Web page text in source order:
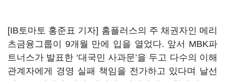
[IB토마토 홍준표 기자] 홈플러스의 주 채권자인 메리
츠금융그룹이 9개월 만에 입을 열었다. 앞서 MBK파
트너스가 발표한 ‘대국민 사과문’을 두고 다수의 이해
관계자에게 경영 실패 책임을 전가하고 있다며 날선